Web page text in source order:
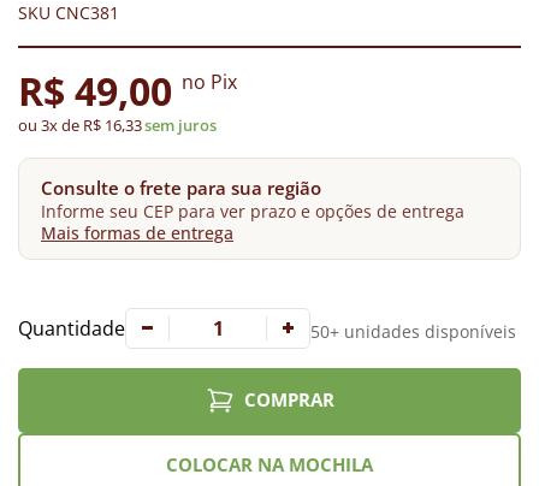
SKU CNC381
R$ 49,00 no Pix
ou 3x de R$ 16,33sem juros
Consulte o frete para sua região
Informe seu CEP para ver prazo e opções de entrega
Mais formas de entrega
Quantidade 50+ unidades disponíveis
COMPRAR
COLOCAR NA MOCHILA